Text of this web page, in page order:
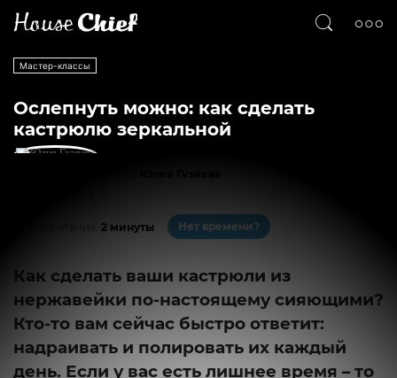
Мастер-классы
Ослепнуть можно: как сделать
кастрюлю зеркальной
2 минуты Нет времени?
Как сделать ваши кастрюли из
нержавейки по-настоящему сияющими?
Кто-то вам сейчас быстро ответит:
надраивать и полировать их каждый
день. Если у вас есть лишнее время – то